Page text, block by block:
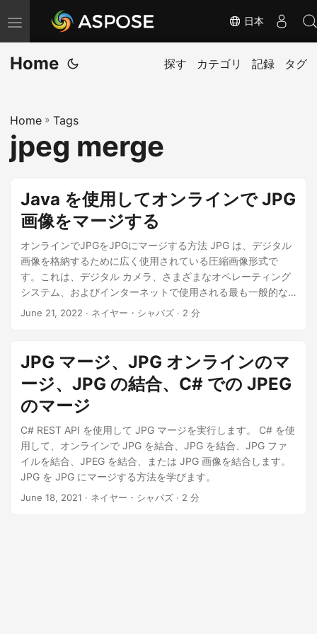
ナ
ビ
ゲ
ョ
ン
の
り
替
え
日本
Home 探す カテゴリ 記録 タグ
Home » Tags
jpeg merge
Java を使用してオンラインで JPG
画像をマージする
オンラインでJPGをJPGにマージする方法 JPG は、デジタル
画像を格納するために広く使用されている圧縮画像形式で
す。これは、デジタル カメラ、さまざまなオペレーティング
システム、およびインターネットで使用される最も一般的な
画像形式です。非可逆圧縮を使用して保存される画像形式の
画像をオンラインでマージする必要がある場合があるため、
この記事では、Java SDK を使用して JPG マージを実行する
方法について詳しく説明します。 JPG マージ SDK Java を使
用して JPG をマージする cURL コマンドを使用して JPG オ
ンラインを結合する JPG マージ SDK Aspose.PDF Cloud
SDK for Java を使用すると、画像のサイズ変更、拡大縮小、
回転、反転、検索、切り抜き、他の サポートされているドキ
ュメント フォーマット への変換が可能な画像を操作できま
す。 SDK をインストールするには、maven ビルド タイプの
プロジェクトの pom.xml に次の詳細を追加してください。
June 21, 2022 · ネイヤー・シャバズ · 2 分
JPG マージ、JPG オンラインのマ
ージ、JPG の結合、C# での JPEG
のマージ
C# REST API を使用して JPG マージを実行します。 C# を使
用して、オンラインで JPG を結合、JPG を結合、JPG ファ
イルを結合、JPEG を結合、または JPG 画像を結合します。
JPG を JPG にマージする方法を学びます。
June 18, 2021 · ネイヤー・シャバズ · 2 分